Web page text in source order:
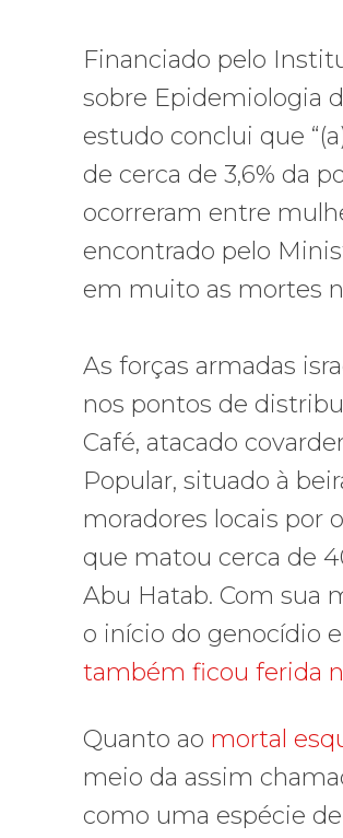
Financiado pelo
sobre Epidemiologia
estudo conclui que
de cerca de 3,6% da
ocorreram entre
encontrado pelo
em muito as mortes
As forças armadas
nos pontos de
Café, atacado
Popular, situado à
moradores locais por
que matou cerca de
Abu Hatab. Com sua
o início do genocídio
também ficou ferida
Quanto ao mortal
meio da assim
como uma espécie